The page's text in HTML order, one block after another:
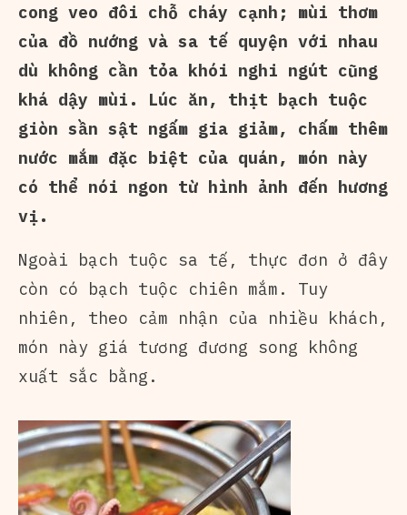
cong veo đôi chỗ cháy cạnh; mùi thơm
của đồ nướng và sa tế quyện với nhau
dù không cần tỏa khói nghi ngút cũng
khá dậy mùi. Lúc ăn, thịt bạch tuộc
giòn sần sật ngấm gia giảm, chấm thêm
nước mắm đặc biệt của quán, món này
có thể nói ngon từ hình ảnh đến hương
vị.
Ngoài bạch tuộc sa tế, thực đơn ở đây
còn có bạch tuộc chiên mắm. Tuy
nhiên, theo cảm nhận của nhiều khách,
món này giá tương đương song không
xuất sắc bằng.